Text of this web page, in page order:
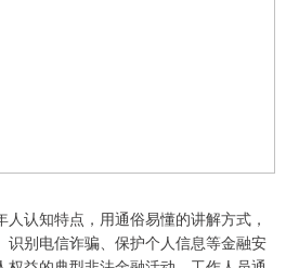
认知特点，用通俗易懂的讲解方式，
识别电信诈骗、保护个人信息等金融安